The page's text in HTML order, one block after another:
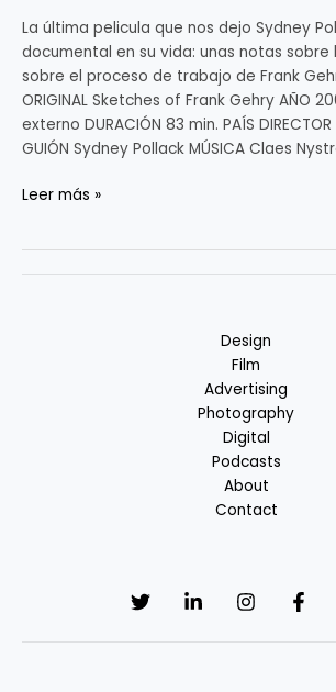
La última pelicula que nos dejo Sydney
documental en su vida: unas notas sobre
sobre el proceso de trabajo de Frank
ORIGINAL Sketches of Frank Gehry AÑO
externo DURACIÓN 83 min. PAÍS
GUIÓN Sydney Pollack MÚSICA Claes
Leer más »
Design
Film
Advertising
Photography
Digital
Podcasts
About
Contact